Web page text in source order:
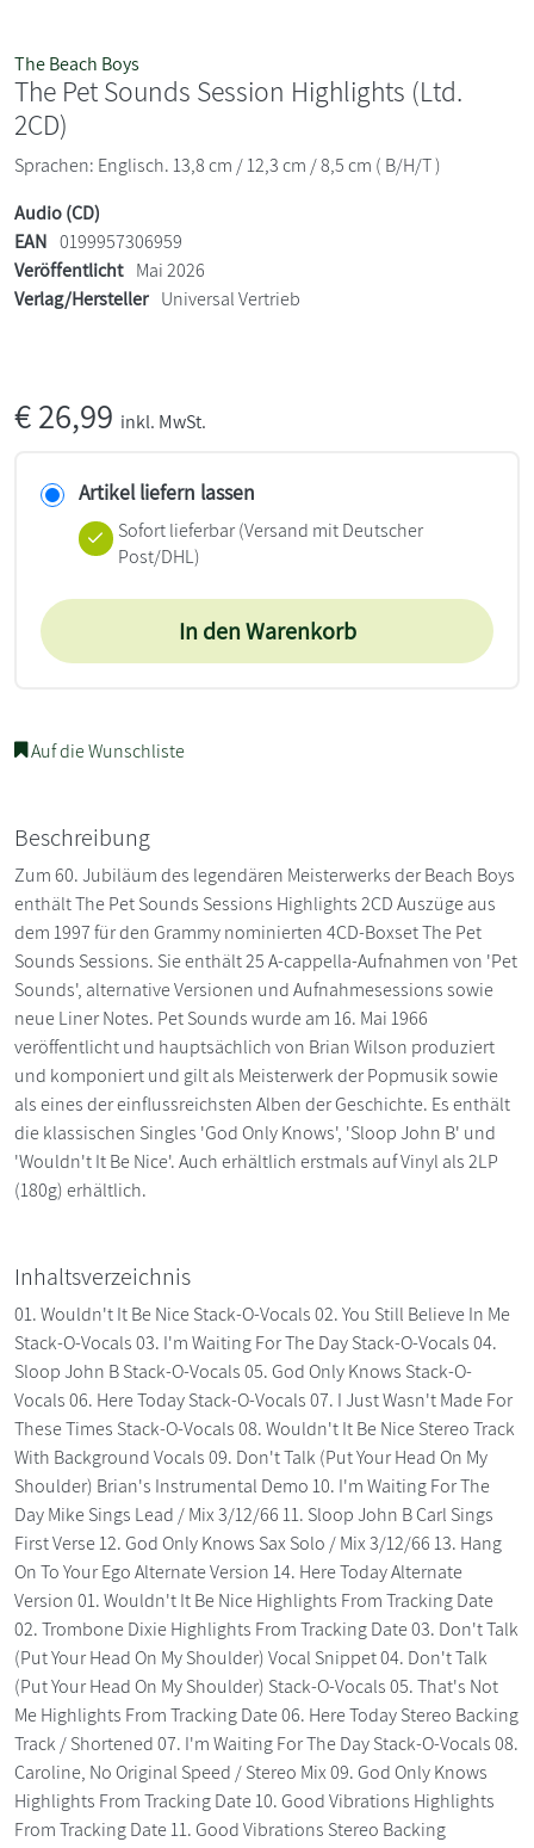
The Beach Boys
The Pet Sounds Session Highlights (Ltd.
2CD)
Sprachen: Englisch. 13,8 cm / 12,3 cm / 8,5 cm ( B/H/T )
Audio (CD)
EAN 0199957306959
Veröffentlicht Mai 2026
Verlag/Hersteller Universal Vertrieb
€26,99 inkl. MwSt.
Artikel liefern lassen
Sofort lieferbar(Versand mit Deutscher
Post/DHL)
In den Warenkorb
Auf die Wunschliste
Beschreibung
Zum 60. Jubiläum des legendären Meisterwerks der Beach Boys
enthält The Pet Sounds Sessions Highlights 2CD Auszüge aus
dem 1997 für den Grammy nominierten 4CD-Boxset The Pet
Sounds Sessions. Sie enthält 25 A-cappella-Aufnahmen von 'Pet
Sounds', alternative Versionen und Aufnahmesessions sowie
neue Liner Notes. Pet Sounds wurde am 16. Mai 1966
veröffentlicht und hauptsächlich von Brian Wilson produziert
und komponiert und gilt als Meisterwerk der Popmusik sowie
als eines der einflussreichsten Alben der Geschichte. Es enthält
die klassischen Singles 'God Only Knows', 'Sloop John B' und
'Wouldn't It Be Nice'. Auch erhältlich erstmals auf Vinyl als 2LP
(180g) erhältlich.
Inhaltsverzeichnis
01. Wouldn't It Be Nice Stack-O-Vocals 02. You Still Believe In Me
Stack-O-Vocals 03. I'm Waiting For The Day Stack-O-Vocals 04.
Sloop John B Stack-O-Vocals 05. God Only Knows Stack-O-
Vocals 06. Here Today Stack-O-Vocals 07. I Just Wasn't Made For
These Times Stack-O-Vocals 08. Wouldn't It Be Nice Stereo Track
With Background Vocals 09. Don't Talk (Put Your Head On My
Shoulder) Brian's Instrumental Demo 10. I'm Waiting For The
Day Mike Sings Lead / Mix 3/12/66 11. Sloop John B Carl Sings
First Verse 12. God Only Knows Sax Solo / Mix 3/12/66 13. Hang
On To Your Ego Alternate Version 14. Here Today Alternate
Version 01. Wouldn't It Be Nice Highlights From Tracking Date
02. Trombone Dixie Highlights From Tracking Date 03. Don't Talk
(Put Your Head On My Shoulder) Vocal Snippet 04. Don't Talk
(Put Your Head On My Shoulder) Stack-O-Vocals 05. That's Not
Me Highlights From Tracking Date 06. Here Today Stereo Backing
Track / Shortened 07. I'm Waiting For The Day Stack-O-Vocals 08.
Caroline, No Original Speed / Stereo Mix 09. God Only Knows
Highlights From Tracking Date 10. Good Vibrations Highlights
From Tracking Date 11. Good Vibrations Stereo Backing